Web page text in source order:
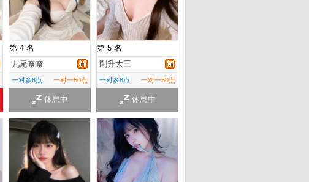
第 4 名
九尾奈奈
一对多8点 一对一50点
休息中
第 5 名
剛升大三
一对多8点 一对一50点
休息中